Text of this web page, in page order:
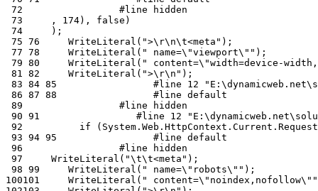
72
73
74
75 76
77 78
79 80
81 82
83 84 85
86 87 88
89
90 91
92
93 94 95
96
97
98 99
100101